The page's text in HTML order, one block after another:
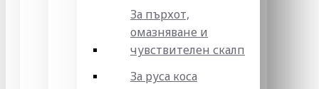
За пърхот,
омазняване и
чувствителен скалп
За руса коса